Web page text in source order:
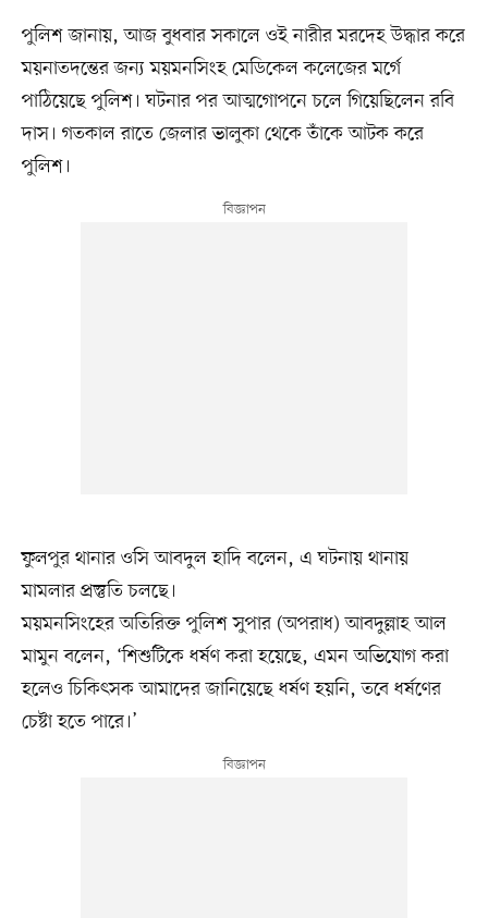
পুলিশ জানায়, আজ বুধবার সকালে ওই নারীর মরদেহ উদ্ধার করে
ময়নাতদন্তের জন্য ময়মনসিংহ মেডিকেল কলেজের মর্গে
পাঠিয়েছে পুলিশ। ঘটনার পর আত্মগোপনে চলে গিয়েছিলেন রবি
দাস। গতকাল রাতে জেলার ভালুকা থেকে তাঁকে আটক করে
পুলিশ।
ফুলপুর থানার ওসি আবদুল হাদি বলেন, এ ঘটনায় থানায়
মামলার প্রস্তুতি চলছে।
ময়মনসিংহের অতিরিক্ত পুলিশ সুপার (অপরাধ) আবদুল্লাহ আল
মামুন বলেন, ‘শিশুটিকে ধর্ষণ করা হয়েছে, এমন অভিযোগ করা
হলেও চিকিৎসক আমাদের জানিয়েছে ধর্ষণ হয়নি, তবে ধর্ষণের
চেষ্টা হতে পারে।’